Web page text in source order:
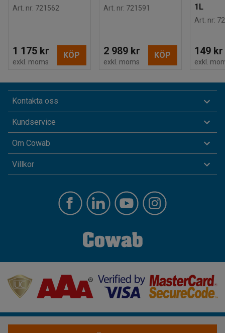
Art. nr: 721562
1 175 kr
exkl. moms
KÖP
Art. nr: 721591
2 989 kr
exkl. moms
KÖP
1L
Art. nr:
149 kr
exkl.
Kontakta oss
Kundservice
Om Cowab
Villkor